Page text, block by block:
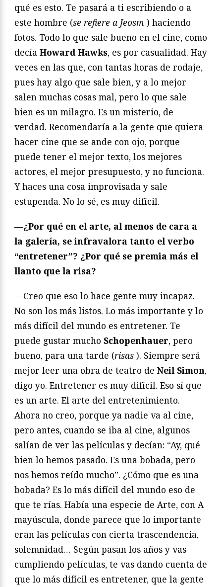
qué es esto. Te pasará a ti escribiendo o a
este hombre (se refiere a Jeosm ) haciendo
fotos. Todo lo que sale bueno en el cine, como
decía Howard Hawks, es por casualidad. Hay
veces en las que, con tantas horas de rodaje,
pues hay algo que sale bien, y a lo mejor
salen muchas cosas mal, pero lo que sale
bien es un milagro. Es un misterio, de
verdad. Recomendaría a la gente que quiera
hacer cine que se ande con ojo, porque
puede tener el mejor texto, los mejores
actores, el mejor presupuesto, y no funciona.
Y haces una cosa improvisada y sale
estupenda. No lo sé, es muy difícil.
—¿Por qué en el arte, al menos de cara a
la galería, se infravalora tanto el verbo
“entretener”? ¿Por qué se premia más el
llanto que la risa?
—Creo que eso lo hace gente muy incapaz.
No son los más listos. Lo más importante y lo
más difícil del mundo es entretener. Te
puede gustar mucho Schopenhauer, pero
bueno, para una tarde (risas ). Siempre será
mejor leer una obra de teatro de Neil Simon,
digo yo. Entretener es muy difícil. Eso sí que
es un arte. El arte del entretenimiento.
Ahora no creo, porque ya nadie va al cine,
pero antes, cuando se iba al cine, algunos
salían de ver las películas y decían: “Ay, qué
bien lo hemos pasado. Es una bobada, pero
nos hemos reído mucho”. ¿Cómo que es una
bobada? Es lo más difícil del mundo eso de
que te rías. Había una especie de Arte, con A
mayúscula, donde parece que lo importante
eran las películas con cierta trascendencia,
solemnidad… Según pasan los años y vas
cumpliendo películas, te vas dando cuenta de
que lo más difícil es entretener, que la gente